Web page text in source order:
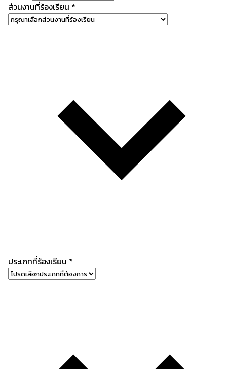
ส่วนงานที่ร้องเรียน *
ประเภทที่ร้องเรียน *